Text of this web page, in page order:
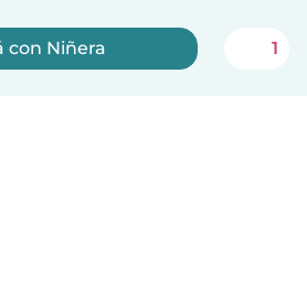
con Niñera 1